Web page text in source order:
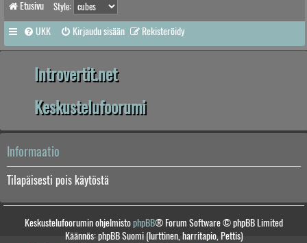
Etusivu Style:
UKK Kirjaudu sisään Rekisteröidy
Introvertit.net
Keskustelufoorumi
Informaatio
Tilapäisesti pois käytöstä
Keskustelufoorumin ohjelmistophpBB® Forum Software © phpBB Limited
Käännös: phpBB Suomi (lurttinen, harritapio, Pettis)